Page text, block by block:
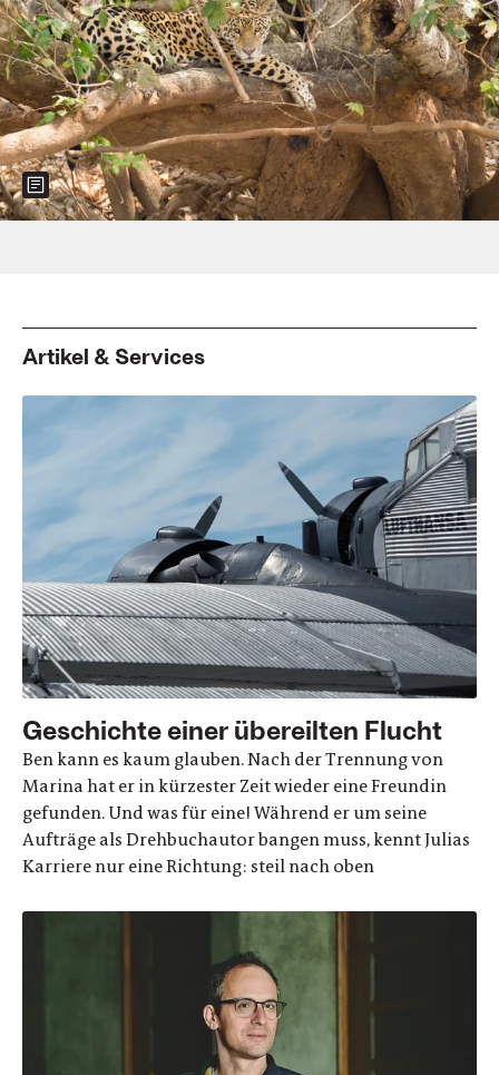
Show more information about the image
Artikel & Services
Geschichte einer übereilten Flucht
Ben kann es kaum glauben. Nach der Trennung von
Marina hat er in kürzester Zeit wieder eine Freundin
gefunden. Und was für eine! Während er um seine
Aufträge als Drehbuchautor bangen muss, kennt Julias
Karriere nur eine Richtung: steil nach oben